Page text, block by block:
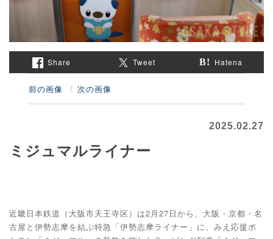
Share Tweet Hatena
前の画像 次の画像
2025.02.27
ミジュマルライナー
近畿日本鉄道（大阪市天王寺区）は2月27日から、大阪・京都・名
古屋と伊勢志摩を結ぶ特急「伊勢志摩ライナー」に、みえ応援ポ